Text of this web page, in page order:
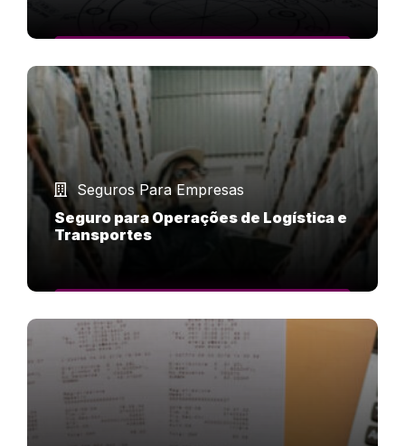
Seguros Para Empresas
Seguro para Operações de Logística e
Transportes